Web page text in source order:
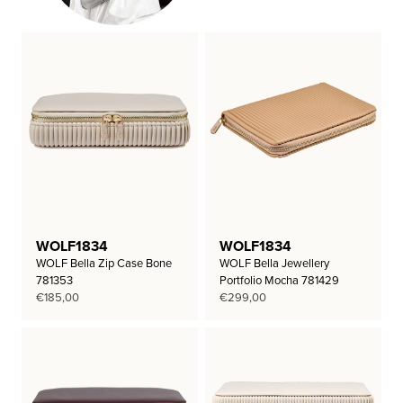
WOLF1834
WOLF Bella Zip Case Bone
781353
€185,00
WOLF1834
WOLF Bella Jewellery
Portfolio Mocha 781429
€299,00